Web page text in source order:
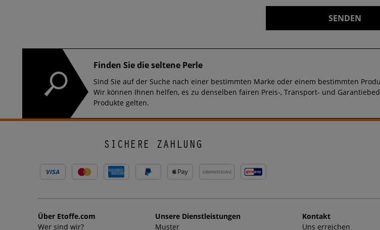
Finden Sie die seltene Perle
Sind Sie auf der Suche nach einer bestimmten Marke oder einem bestimmten
Wir können Ihnen helfen, es zu denselben fairen Preis-, Transport- und
Produkte gelten.
SICHERE ZAHLUNG
ÜBERWEISUNG
Über Etoffe.com
Wer sind wir?
Unsere Dienstleistungen
Muster
Kontakt
Uns erreichen